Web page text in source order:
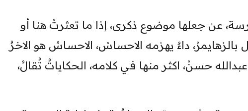
عن جعلها موضوع ذكرى، إذا ما تعثرتْ هنا أو
داءٌ يهزمه الاحساسْ، الاحساسُ هو الاخرُ
حسنْ، اكثر منها في كلامه، الحكاياتُ تُقالُ،